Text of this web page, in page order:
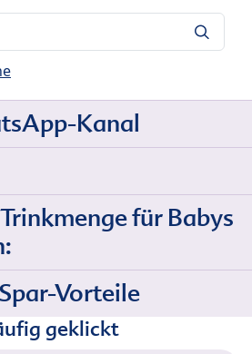
Kanal
für Babys
Vorteile
geklickt